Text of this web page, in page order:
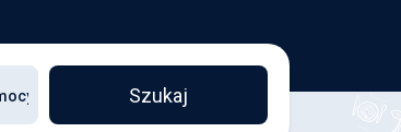
Czatuj w Messengerze
Szukaj